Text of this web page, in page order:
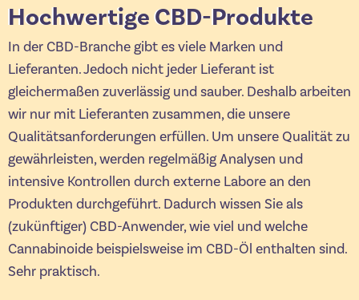
Hochwertige CBD-Produkte
In der CBD-Branche gibt es viele Marken und
Lieferanten. Jedoch nicht jeder Lieferant ist
gleichermaßen zuverlässig und sauber. Deshalb arbeiten
wir nur mit Lieferanten zusammen, die unsere
Qualitätsanforderungen erfüllen. Um unsere Qualität zu
gewährleisten, werden regelmäßig Analysen und
intensive Kontrollen durch externe Labore an den
Produkten durchgeführt. Dadurch wissen Sie als
(zukünftiger) CBD-Anwender, wie viel und welche
Cannabinoide beispielsweise im CBD-Öl enthalten sind.
Sehr praktisch.